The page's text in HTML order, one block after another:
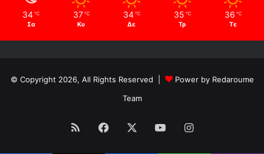
34 ℃
Σα
37 ℃
Κυ
34 ℃
Δε
35 ℃
Τρ
36 ℃
Τε
© Copyright 2026, All Rights Reserved |
Power by Redaroume
Team
RSS Facebook YouTubeInstagram